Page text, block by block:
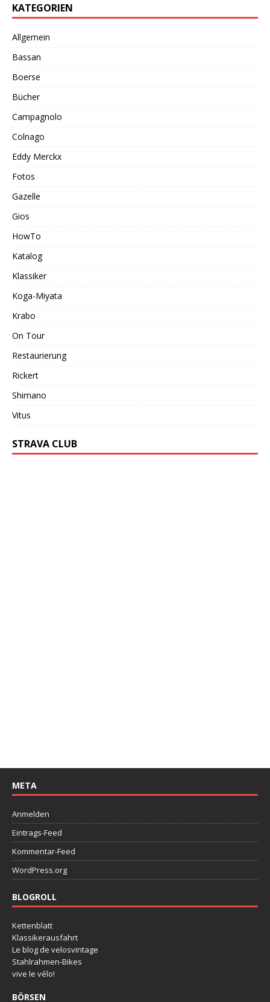
KATEGORIEN
Allgemein
Bassan
Boerse
Bücher
Campagnolo
Colnago
Eddy Merckx
Fotos
Gazelle
Gios
HowTo
Katalog
Klassiker
Koga-Miyata
Krabo
On Tour
Restaurierung
Rickert
Shimano
Vitus
STRAVA CLUB
META
Anmelden
Eintrags-Feed
Kommentar-Feed
WordPress.org
BLOGROLL
Kettenblatt
Klassikerausfahrt
Le blog de velosvintage
Stahlrahmen-Bikes
vive le vélo!
BÖRSEN